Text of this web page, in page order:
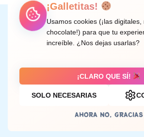
Instagram
Facebook
X LinkedIn
Correo
C/ Doctor Rodríguez de la
Aviso legal
¡Galletitas!
Usamos cookies (¡las digitales,
chocolate!) para que tu
increíble. ¿Nos dejas usarlas?
¡CLARO QUE SÍ!
SOLO NECESARIAS
AHORA NO, GRACIAS